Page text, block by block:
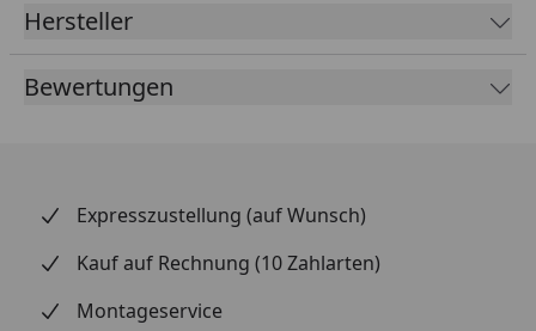
Dekor
Deckmaß
2700 x 35 mm
Hersteller
Bewertungen
Expresszustellung (auf Wunsch)
Kauf auf Rechnung (10 Zahlarten)
Montageservice